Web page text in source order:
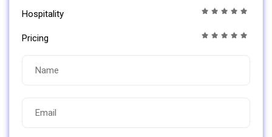
Hospitality
Pricing